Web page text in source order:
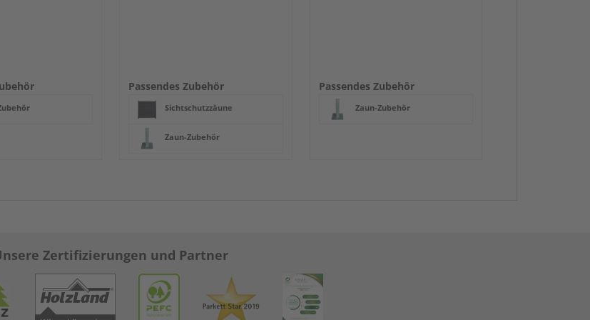
Passendes Zubehör
Sichtschutzzäune
Zaun-Zubehör
Passendes Zubehör
Zaun-Zubehör
Zertifizierungen und Partner